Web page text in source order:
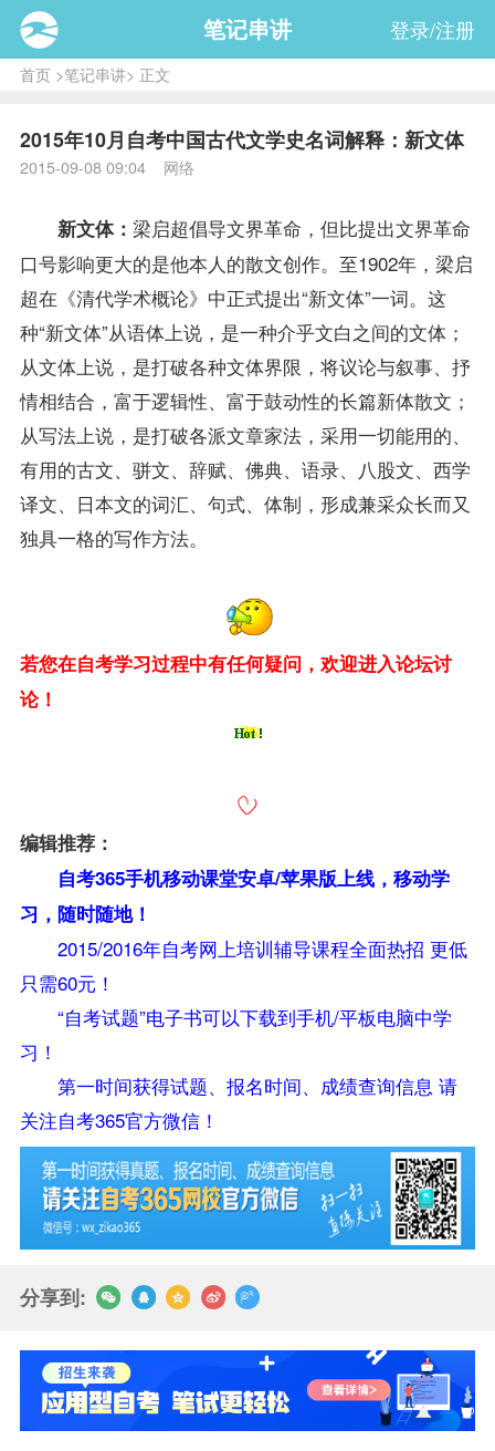
笔记串讲 登录/注册
首页>笔记串讲> 正文
2015年10月自考中国古代文学史名词解释：新文体
2015-09-08 09:04 网络
新文体： 梁启超倡导文界革命，但比提出文界革命
口号影响更大的是他本人的散文创作。至1902年，梁启
超在《清代学术概论》中正式提出“新文体”一词。这
种“新文体”从语体上说，是一种介乎文白之间的文体；
从文体上说，是打破各种文体界限，将议论与叙事、抒
情相结合，富于逻辑性、富于鼓动性的长篇新体散文；
从写法上说，是打破各派文章家法，采用一切能用的、
有用的古文、骈文、辞赋、佛典、语录、八股文、西学
译文、日本文的词汇、句式、体制，形成兼采众长而又
独具一格的写作方法。
若您在自考学习过程中有任何疑问，欢迎进入论坛讨
论！
编辑推荐：
自考365手机移动课堂安卓/苹果版上线，移动学
习，随时随地！
2015/2016年自考网上培训辅导课程全面热招 更低
只需60元！
“自考试题”电子书可以下载到手机/平板电脑中学
习！
第一时间获得试题、报名时间、成绩查询信息 请
关注自考365官方微信！
分享到: